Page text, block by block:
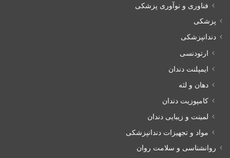
فناوری و نوآوری پزشکی
پزشکی
دندانپزشکی
ارتودنسی
ایمپلنت دندان
دهان و لثه
کامپوزیت دندان
لمینت و زیبایی دندان
مواد و تجهیزات دندانپزشکی
روانشناسی و سلامت روان